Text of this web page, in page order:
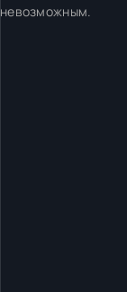
невозможным.